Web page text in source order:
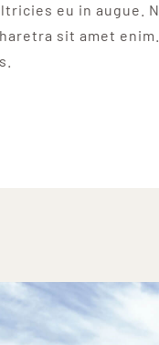
eu in augue.
sit amet